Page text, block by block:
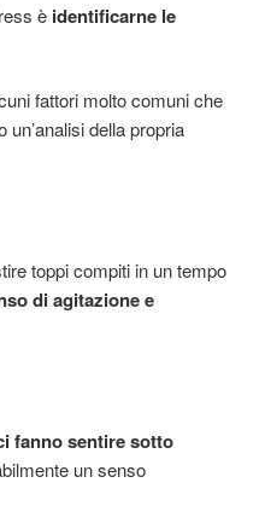
è identificarne le
fattori molto comuni che
della propria
toppi compiti in un tempo
di agitazione e
fanno sentire sotto
un senso